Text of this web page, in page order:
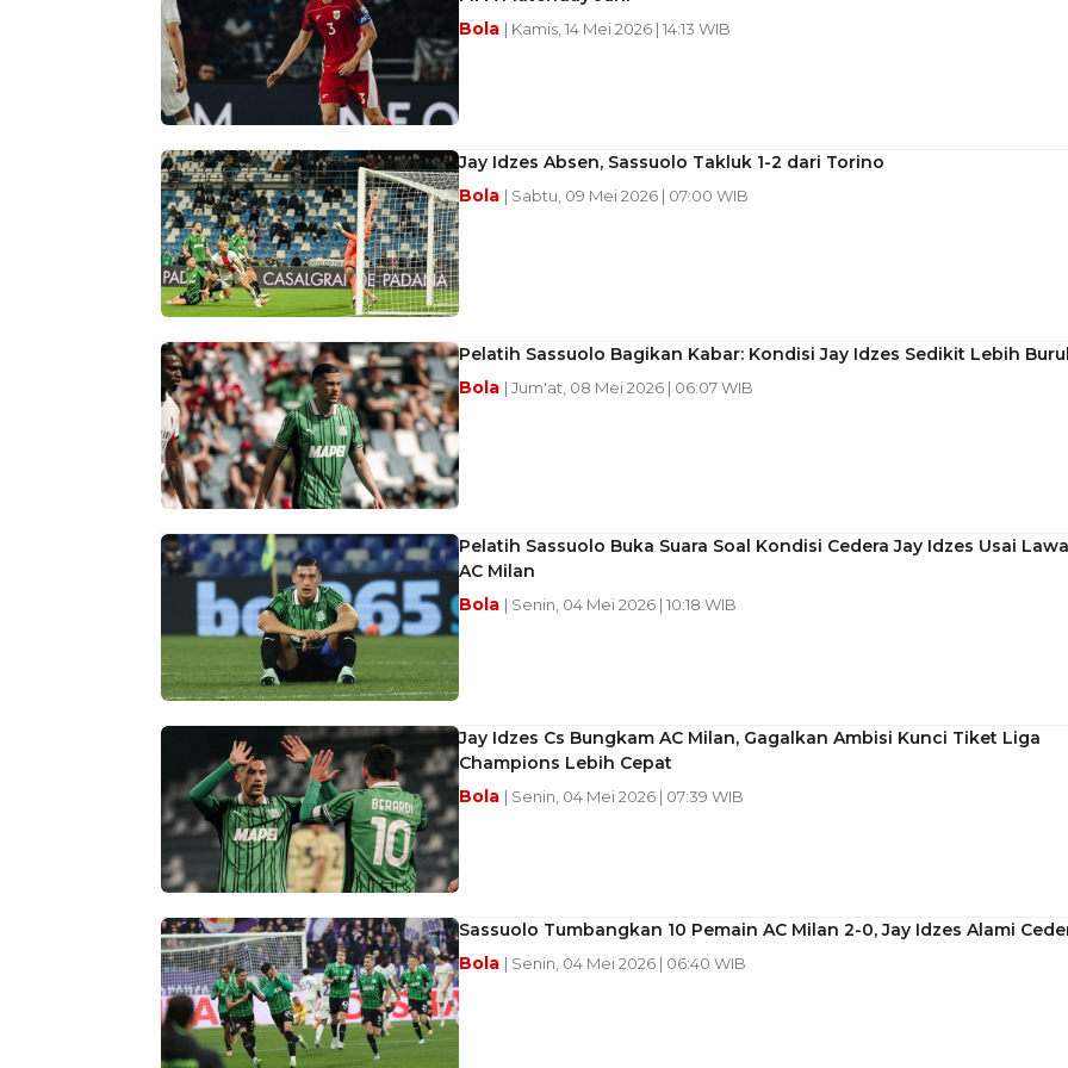
Bola | Kamis, 14 Mei 2026 | 14:13 WIB
Jay Idzes Absen, Sassuolo Takluk 1-2 dari Torino
Bola | Sabtu, 09 Mei 2026 | 07:00 WIB
Pelatih Sassuolo Bagikan Kabar: Kondisi Jay Idzes Sedikit Lebih
Bola | Jum'at, 08 Mei 2026 | 06:07 WIB
Pelatih Sassuolo Buka Suara Soal Kondisi Cedera Jay Idzes Usai
AC Milan
Bola | Senin, 04 Mei 2026 | 10:18 WIB
Jay Idzes Cs Bungkam AC Milan, Gagalkan Ambisi Kunci Tiket Liga
Champions Lebih Cepat
Bola | Senin, 04 Mei 2026 | 07:39 WIB
Sassuolo Tumbangkan 10 Pemain AC Milan 2-0, Jay Idzes Alami
Bola | Senin, 04 Mei 2026 | 06:40 WIB